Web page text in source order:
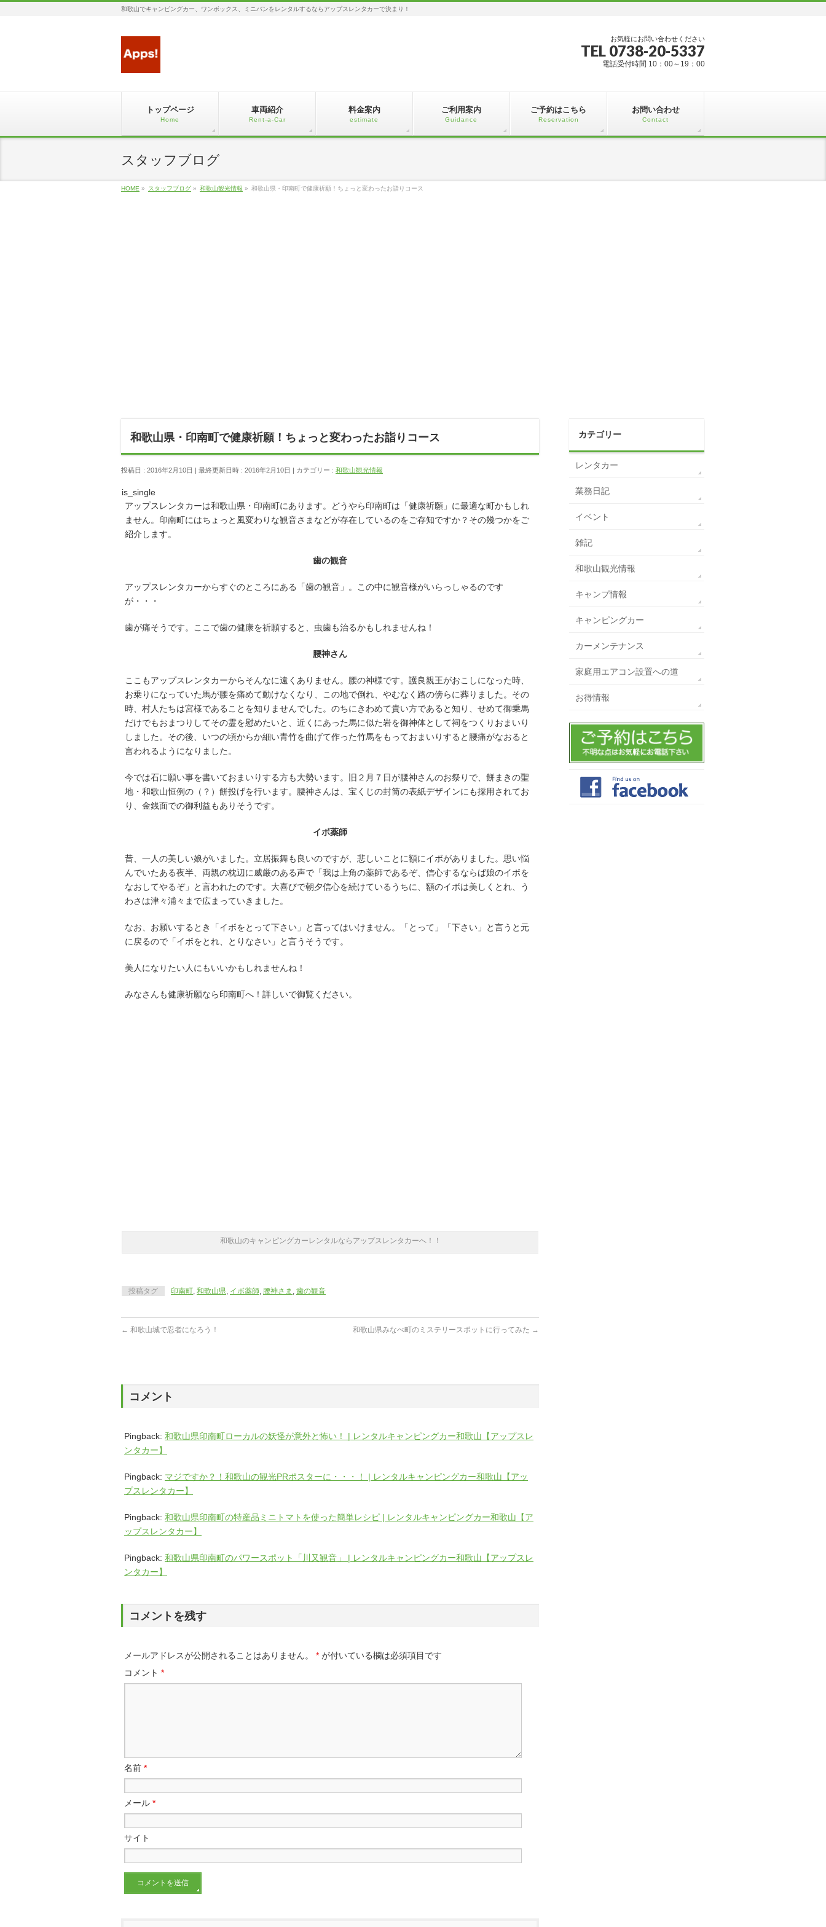
和歌山でキャンピングカー、ワンボックス、ミニバンをレンタルするならアップスレンタカーで決まり！
お気軽にお問い合わせください
TEL 0738-20-5337
電話受付時間 10：00～19：00
トップページ
Home
車両紹介
Rent-a-Car
料金案内
estimate
ご利用案内
Guidance
ご予約はこちら
Reservation
お問い合わせ
Contact
スタッフブログ
HOME » スタッフブログ » 和歌山観光情報 » 和歌山県・印南町で健康祈願！ちょっと変わったお詣りコース
和歌山県・印南町で健康祈願！ちょっと変わったお詣りコース
投稿日 : 2016年2月10日 最終更新日時 : 2016年2月10日 カテゴリー : 和歌山観光情報
is_single
アップスレンタカーは和歌山県・印南町にあります。どうやら印南町は「健康祈願」に最適な町かもしれ
ません。印南町にはちょっと風変わりな観音さまなどが存在しているのをご存知ですか？その幾つかをご
紹介します。
歯の観音
アップスレンタカーからすぐのところにある「歯の観音」。この中に観音様がいらっしゃるのです
が・・・
歯が痛そうです。ここで歯の健康を祈願すると、虫歯も治るかもしれませんね！
腰神さん
ここもアップスレンタカーからそんなに遠くありません。腰の神様です。護良親王がおこしになった時、
お乗りになっていた馬が腰を痛めて動けなくなり、この地で倒れ、やむなく路の傍らに葬りました。その
時、村人たちは宮様であることを知りませんでした。のちにきわめて貴い方であると知り、せめて御乗馬
だけでもおまつりしてその霊を慰めたいと、近くにあった馬に似た岩を御神体として祠をつくりおまいり
しました。その後、いつの頃からか細い青竹を曲げて作った竹馬をもっておまいりすると腰痛がなおると
言われるようになりました。
今では石に願い事を書いておまいりする方も大勢います。旧２月７日が腰神さんのお祭りで、餅まきの聖
地・和歌山恒例の（？）餅投げを行います。腰神さんは、宝くじの封筒の表紙デザインにも採用されてお
り、金銭面での御利益もありそうです。
イボ薬師
昔、一人の美しい娘がいました。立居振舞も良いのですが、悲しいことに額にイボがありました。思い悩
んでいたある夜半、両親の枕辺に威厳のある声で「我は上角の薬師であるぞ、信心するならば娘のイボを
なおしてやるぞ」と言われたのです。大喜びで朝夕信心を続けているうちに、額のイボは美しくとれ、う
わさは津々浦々まで広まっていきました。
なお、お願いするとき「イボをとって下さい」と言ってはいけません。「とって」「下さい」と言うと元
に戻るので「イボをとれ、とりなさい」と言うそうです。
美人になりたい人にもいいかもしれませんね！
みなさんも健康祈願なら印南町へ！詳しいで御覧ください。
和歌山のキャンピングカーレンタルならアップスレンタカーへ！！
投稿タグ 印南町, 和歌山県, イボ薬師, 腰神さま , 歯の観音
← 和歌山城で忍者になろう！ 和歌山県みなべ町のミステリースポットに行ってみた →
コメント
Pingback: 和歌山県印南町ローカルの妖怪が意外と怖い！ | レンタルキャンピングカー和歌山【アップスレ
ンタカー】
Pingback: マジですか？！和歌山の観光PRポスターに・・・！ | レンタルキャンピングカー和歌山【アッ
プスレンタカー】
Pingback: 和歌山県印南町の特産品ミニトマトを使った簡単レシピ | レンタルキャンピングカー和歌山【ア
ップスレンタカー】
Pingback: 和歌山県印南町のパワースポット「川又観音」 | レンタルキャンピングカー和歌山【アップスレ
ンタカー】
コメントを残す
メールアドレスが公開されることはありません。 * が付いている欄は必須項目です
コメント *
名前 *
メール *
サイト
カテゴリー
レンタカー
業務日記
イベント
雑記
和歌山観光情報
キャンプ情報
キャンピングカー
カーメンテナンス
家庭用エアコン設置への道
お得情報